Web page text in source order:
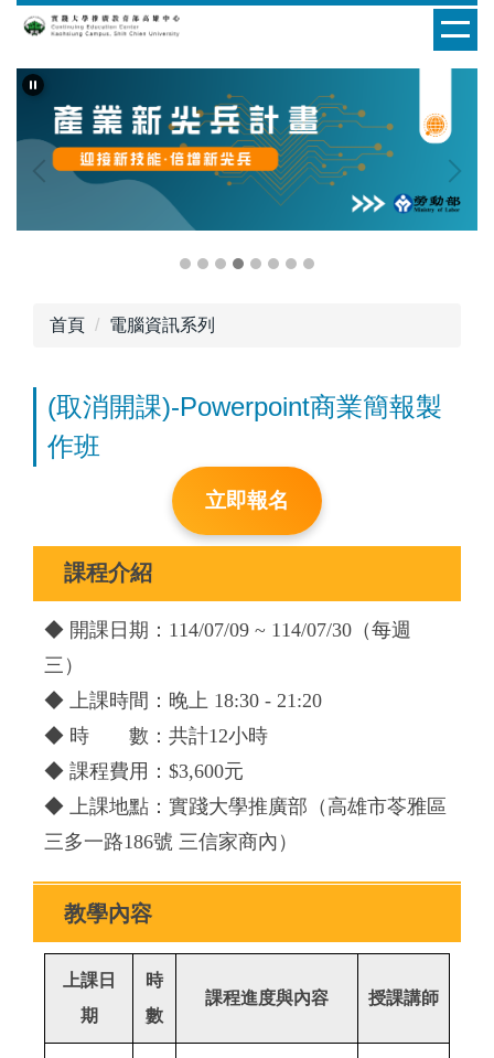
跳
主
要
首頁 電腦資訊系列
(取消開課)-Powerpoint商業簡報製
作班
立即報名
課程介紹
◆ 開課日期：114/07/09 ~ 114/07/30（每週
三）
◆ 上課時間：晚上 18:30 - 21:20
◆ 時 數：共計12小時
◆ 課程費用：$3,600元
◆ 上課地點：實踐大學推廣部（高雄市苓雅區
三多一路186號 三信家商內）
教學內容
上課日
期
時
數
課程進度與內容 授課講師